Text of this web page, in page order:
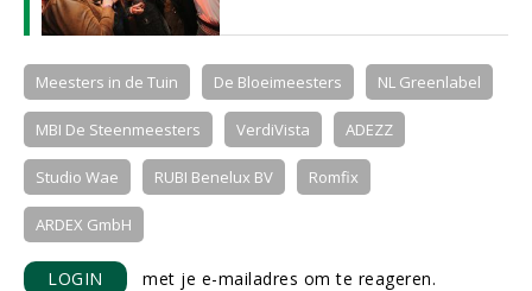
Meesters in de Tuin De Bloeimeesters NL Greenlabel
MBI De Steenmeesters VerdiVista ADEZZ
Studio Wae RUBI Benelux BV Romfix
ARDEX GmbH
LOGIN met je e-mailadres om te reageren.